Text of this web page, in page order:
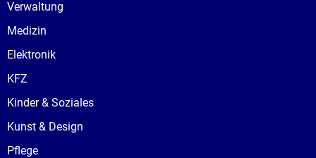
Verwaltung
Medizin
Elektronik
KFZ
Kinder & Soziales
Kunst & Design
Pflege